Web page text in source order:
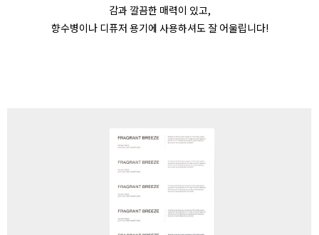
감과 깔끔한 매력이 있고,
향수병이나 디퓨저 용기에 사용하셔도 잘 어울립니다!